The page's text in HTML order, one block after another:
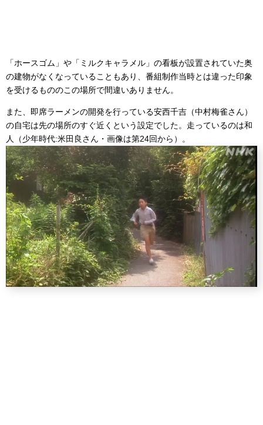
「ホースゴム」や「ミルクキャラメル」の看板が設置されていた奥
の建物がなくなっていることもあり、番組制作当時とは違った印象
を受けるもののこの場所で間違いありません。
また、即席ラーメンの開発を行っている安西千吉（中村梅雀さん）
の自宅は先の場所のすぐ近くという設定でした。走っているのは和
人（少年時代:米田良さん・画像は第24回から）。